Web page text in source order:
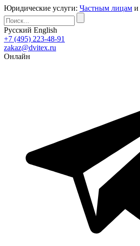
Юридические услуги: Частным лицам и
Русский English
+7 (495) 223-48-91
zakaz@dvitex.ru
Онлайн